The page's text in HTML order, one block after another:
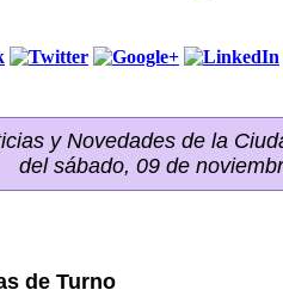
y Novedades de la
del sábado, 09 de
de Turno